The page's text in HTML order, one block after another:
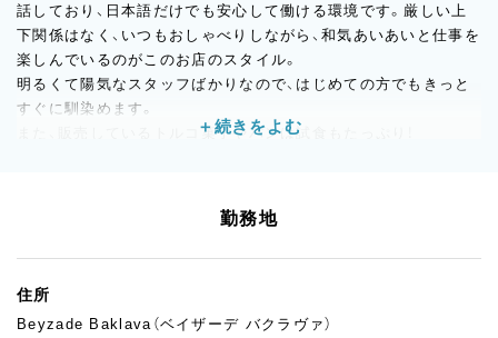
話しており、日本語だけでも安心して働ける環境です。厳しい上
下関係はなく、いつもおしゃべりしながら、和気あいあいと仕事を
楽しんでいるのがこのお店のスタイル。
明るくて陽気なスタッフばかりなので、はじめての方でもきっと
すぐに馴染めます。
また、販売しているトルコ菓子やパンは試食もたっぷり！
そしてこの環境は、「いつか海外で働いてみたい」「異文化のなか
で自分の感性を試してみたい」と考えているあなたにとって、きっ
ここには、トルコ本場の味や技術に触れながら、“日本人として何
ができるか”を試せる現場があります。
勤務地
住所
Beyzade Baklava（ベイザーデ バクラヴァ）